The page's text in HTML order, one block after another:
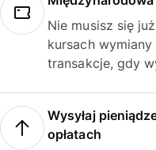
Nie musisz się
kursach
transakcje, gdy
Wysyłaj
opłatach